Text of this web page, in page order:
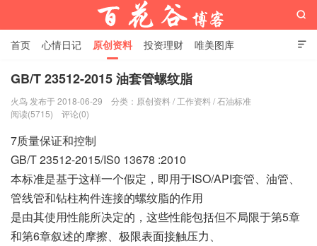

首页 心情日记 原创资料 投资理财 唯美图库
影音视频 工作照片 Python代码

GB/T 23512-2015 油套管螺纹脂
火鸟 发布于 2018-06-29 分类： 原创资料 / 工作资料 /石油标准
阅读(5715)
评论(0)
7质量保证和控制
GB/T 23512-2015/IS0 13678 :2010
本标准是基于这样一个假定，即用于ISO/API套管、油管、
管线管和钻柱构件连接的螺纹脂的作用
是由其使用性能所决定的，这些性能包括但不局限于第5章
和第6章叙述的摩擦、极限表面接触压力、